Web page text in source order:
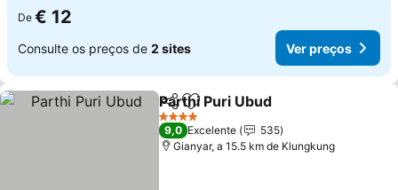
De € 12
Consulte os preços de 2 sites Ver preços
PartilharAdicionar aos favoritos
Parthi Puri Ubud
4 Estrelas
9,0 Excelente
535
Gianyar, a 15.5 km de Klungkung